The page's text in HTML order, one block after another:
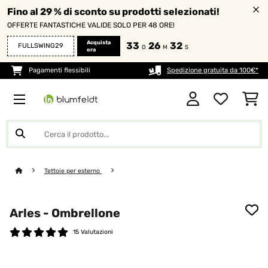
Fino al 29 % di sconto su prodotti selezionati!
OFFERTE FANTASTICHE VALIDE SOLO PER 48 ORE!
FULLSWING29
Acquista
ora
33 O 26 M 30 S
Pagamenti flessibili Spedizione gratuita da 100€*
Tettoie per esterno
Arles - Ombrellone
15 Valutazioni